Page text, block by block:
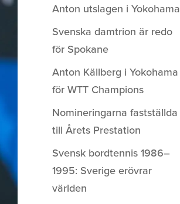
Anton utslagen i Yokohama
Svenska damtrion är redo
för Spokane
Anton Källberg i Yokohama
för WTT Champions
Nomineringarna fastställda
till Årets Prestation
Svensk bordtennis 1986–
1995: Sverige erövrar
världen